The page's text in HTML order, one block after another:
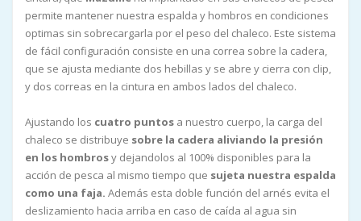
permite mantener nuestra espalda y hombros en condiciones
optimas sin sobrecargarla por el peso del chaleco. Este sistema
de fácil configuración consiste en una correa sobre la cadera,
que se ajusta mediante dos hebillas y se abre y cierra con clip,
y dos correas en la cintura en ambos lados del chaleco.
Ajustando los cuatro puntos a nuestro cuerpo, la carga del
chaleco se distribuye sobre la cadera aliviando la presión
en los hombrosy dejandolos al 100% disponibles para la
acción de pesca al mismo tiempo que sujeta nuestra espalda
como una faja. Además esta doble función del arnés evita el
deslizamiento hacia arriba en caso de caída al agua sin